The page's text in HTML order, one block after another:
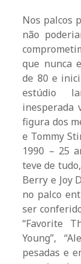
Nos palcos
não
que nunca
de 80 e
estúdio
inesperada
figura dos
e Tommy
1990 – 25
teve de
Berry e Joy
no palco
ser
“Favorite
Young”,
pesadas e